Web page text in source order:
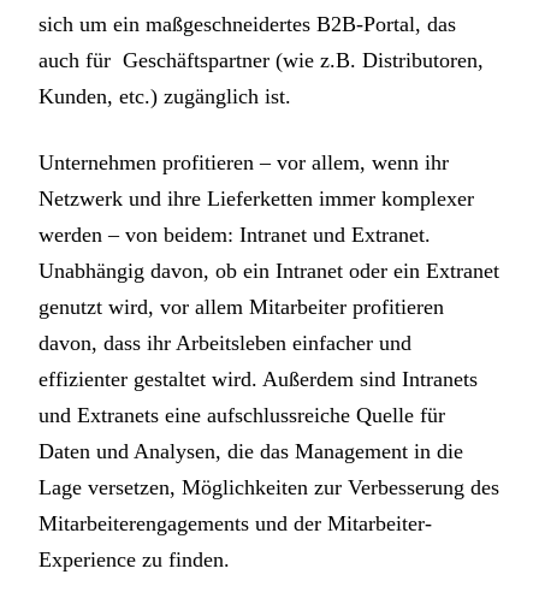
sich um ein maßgeschneidertes B2B-Portal, das
auch für Geschäftspartner (wie z.B. Distributoren,
Kunden, etc.) zugänglich ist.
Unternehmen profitieren – vor allem, wenn ihr
Netzwerk und ihre Lieferketten immer komplexer
werden – von beidem: Intranet und Extranet.
Unabhängig davon, ob ein Intranet oder ein Extranet
genutzt wird, vor allem Mitarbeiter profitieren
davon, dass ihr Arbeitsleben einfacher und
effizienter gestaltet wird. Außerdem sind Intranets
und Extranets eine aufschlussreiche Quelle für
Daten und Analysen, die das Management in die
Lage versetzen, Möglichkeiten zur Verbesserung des
Mitarbeiterengagements und der Mitarbeiter-
Experience zu finden.